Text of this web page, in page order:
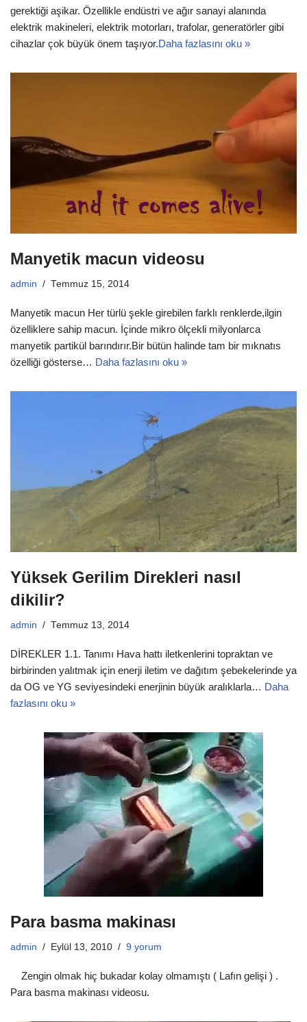
gerektiği aşikar. Özellikle endüstri ve ağır sanayi alanında
elektrik makineleri, elektrik motorları, trafolar, generatörler gibi
cihazlar çok büyük önem taşıyor.Daha fazlasını oku »
Manyetik macun videosu
admin Temmuz 15, 2014
Manyetik macun Her türlü şekle girebilen farklı renklerde,ilgin
özelliklere sahip macun. İçinde mikro ölçekli milyonlarca
manyetik partikül barındırır.Bir bütün halinde tam bir mıknatıs
özelliği gösterse… Daha fazlasını oku »
Yüksek Gerilim Direkleri nasıl
dikilir?
admin Temmuz 13, 2014
DİREKLER 1.1. Tanımı Hava hattı iletkenlerini topraktan ve
birbirinden yalıtmak için enerji iletim ve dağıtım şebekelerinde ya
da OG ve YG seviyesindeki enerjinin büyük aralıklarla… Daha
fazlasını oku »
Para basma makinası
admin Eylül 13, 2010 9 yorum
Zengin olmak hiç bukadar kolay olmamıştı ( Lafın gelişi ) .
Para basma makinası videosu.